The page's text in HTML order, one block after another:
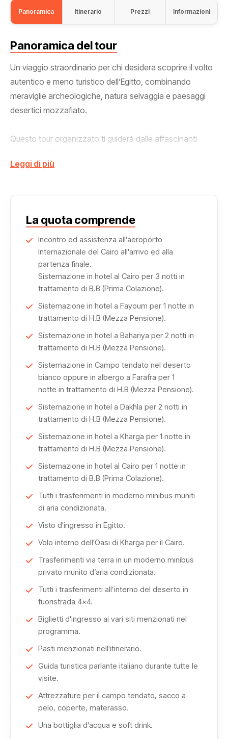
Panoramica Itinerario Prezzi Informazioni
Panoramica del tour
Un viaggio straordinario per chi desidera scoprire il volto
autentico e meno turistico dell’Egitto, combinando
meraviglie archeologiche, natura selvaggia e paesaggi
desertici mozzafiato.
Questo tour organizzato ti guiderà dalle affascinanti
occidentale, passando per il surreale Deserto Bianco e le
Piramidi di Giza, la Sfinge e il sito archeologico di
Saqqara, dove si trova la piramide a gradoni di Djoser.
Proseguirai con la visita alle Piramidi di Dahshur e
Meidum, meno conosciute ma fondamentali per
comprendere l’evoluzione architettonica dell’epoca
faraonica.
Incluso anche l’ingresso alGrande Museo Egizio
, il più moderno e ricco museo egizio al mondo.
Non mancherà una sosta alla Cittadella di Saladino e alla
splendida Moschea di Mohamed Ali, affacciata sulla città.
Il tour continua verso il Fayoum, con i suoi laghi, paesaggi
rurali e resti archeologici unici, per poi inoltrarsi nel cuore
del deserto.
L’esperienza si intensifica con l’esplorazione delle oasi
del deserto occidentale: da Bahariya, punto di partenza
per il Deserto Nero e il fiabesco Deserto Bianco, famoso
per le sue formazioni calcaree, fino a Farafra, Dakhla e
Kharga, oasi cariche di storia, tradizioni e tranquillità.
completa, lontana dai soliti percorsi turistici, tra storia
la cultura egiziana.
Cosa portare:
Cappello, occhiali da sole, crema solare.
Passaporto con validità residua di almeno sei mesi.
Scarpe comode.
Vestiario pesante per l’escursione termica notturna.
Vestiti leggeri per le ore diurne.
Sciarpa.
Leggi di più
La quota comprende
Incontro ed assistenza all'aeroporto
Internazionale del Cairo all'arrivo ed alla
partenza finale.
Sistemazione in hotel al Cairo per 3 notti in
trattamento di B.B (Prima Colazione).
Sistemazione in hotel a Fayoum per 1 notte in
trattamento di H.B (Mezza Pensione).
Sistemazione in hotel a Bahariya per 2 notti in
trattamento di H.B (Mezza Pensione).
Sistemazione in Campo tendato nel deserto
bianco oppure in albergo a Farafra per 1
notte in trattamento di H.B (Mezza Pensione).
Sistemazione in hotel a Dakhla per 2 notti in
trattamento di H.B (Mezza Pensione).
Sistemazione in hotel a Kharga per 1 notte in
trattamento di H.B (Mezza Pensione).
Sistemazione in hotel al Cairo per 1 notte in
trattamento di B.B (Prima Colazione).
Tutti i trasferimenti in moderno minibus muniti
di aria condizionata.
Visto d'ingresso in Egitto.
Volo interno dell'Oasi di Kharga per il Cairo.
Trasferimenti via terra in un moderno minibus
privato munito d’aria condizionata.
Tutti i trasferimenti all’interno del deserto in
fuoristrada 4x4.
Biglietti d'ingresso ai vari siti menzionati nel
programma.
Pasti menzionati nell'itinerario.
Guida turistica parlante italiano durante tutte le
visite.
Attrezzature per il campo tendato, sacco a
pelo, coperte, materasso.
Una bottiglia d'acqua e soft drink.